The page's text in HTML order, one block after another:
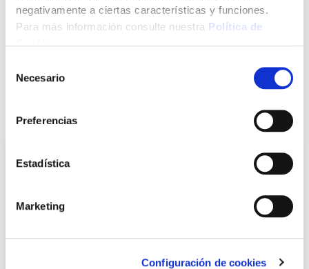
negativamente a ciertas características y funciones.
Para más información consulte nuestra Política de
Necesario
Preferencias
Estadística
Marketing
Configuración de cookies
También te puede interesar